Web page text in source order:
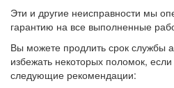
Эти и другие неисправности мы
гарантию на все выполненные
Вы можете продлить срок службы
избежать некоторых поломок,
следующие рекомендации: